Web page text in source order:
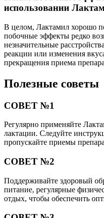
использовании
В целом, Лактамил хорошо
побочные эффекты редко
незначительные
реакции или изменения
прекращения приема
Полезные советы
СОВЕТ №1
Регулярно применяйте
лактации. Следуйте
пропускайте приемы
СОВЕТ №2
Поддерживайте здоровый
питание, регулярные
отдых, чтобы обеспечить